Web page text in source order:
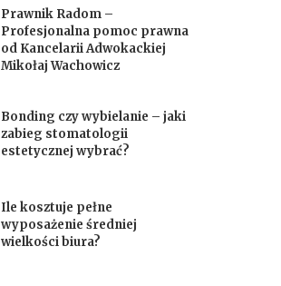
Prawnik Radom –
Profesjonalna pomoc prawna
od Kancelarii Adwokackiej
Mikołaj Wachowicz
Bonding czy wybielanie – jaki
zabieg stomatologii
estetycznej wybrać?
Ile kosztuje pełne
wyposażenie średniej
wielkości biura?